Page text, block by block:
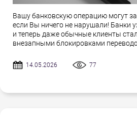
Вашу банковскую операцию могут
если Вы ничего не нарушали! Банки
и теперь даже обычные клиенты
внезапными блокировками
14.05.2026 77